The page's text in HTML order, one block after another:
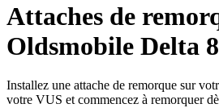
Attaches de
Oldsmobile Delta
Installez une attache de remorque sur
votre VUS et commencez à remorquer